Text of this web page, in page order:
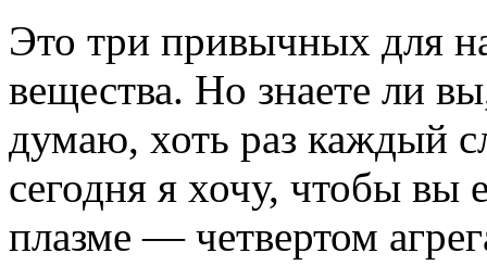
Это три привычных для
вещества. Но знаете ли
думаю, хоть раз каждый
сегодня я хочу, чтобы
плазме — четвертом